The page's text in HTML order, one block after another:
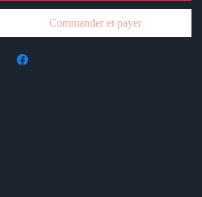
Commander et payer